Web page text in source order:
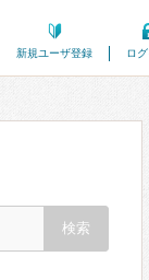
新規ユーザ登録 ロ